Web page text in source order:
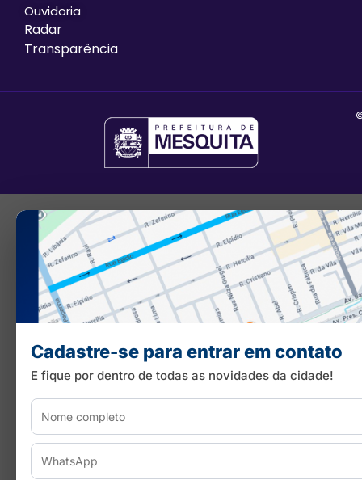
Ouvidoria
Radar
Transparência
Cadastre-se para entrar em contato
E fique por dentro de todas as novidades da cidade!